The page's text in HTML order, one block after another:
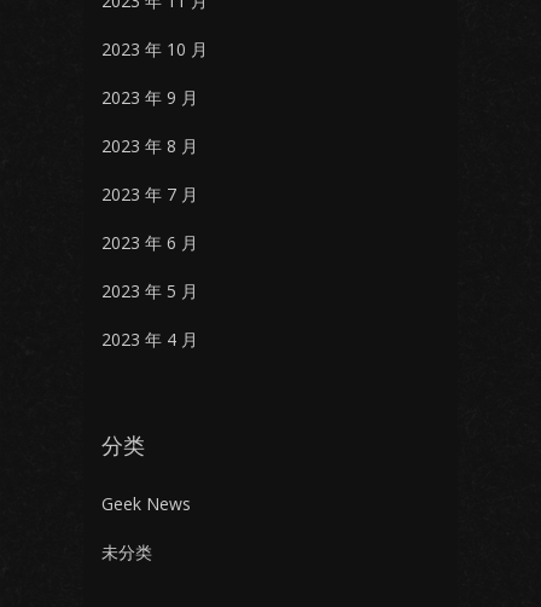
2023 年 10 月
2023 年 9 月
2023 年 8 月
2023 年 7 月
2023 年 6 月
2023 年 5 月
2023 年 4 月
分类
Geek News
未分类